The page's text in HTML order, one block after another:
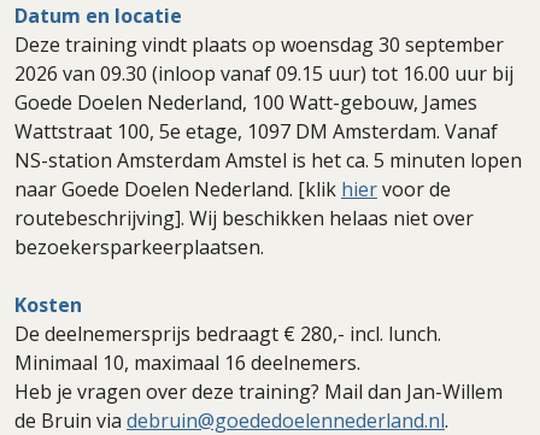
Datum en locatie
Deze training vindt plaats op woensdag 30 september
2026 van 09.30 (inloop vanaf 09.15 uur) tot 16.00 uur bij
Goede Doelen Nederland, 100 Watt-gebouw, James
Wattstraat 100, 5e etage, 1097 DM Amsterdam. Vanaf
NS-station Amsterdam Amstel is het ca. 5 minuten lopen
naar Goede Doelen Nederland. [klik hiervoor de
routebeschrijving]. Wij beschikken helaas niet over
bezoekersparkeerplaatsen.
Kosten
De deelnemersprijs bedraagt € 280,- incl. lunch.
Minimaal 10, maximaal 16 deelnemers.
Heb je vragen over deze training? Mail dan Jan-Willem
de Bruin via debruin@goededoelennederland.nl.